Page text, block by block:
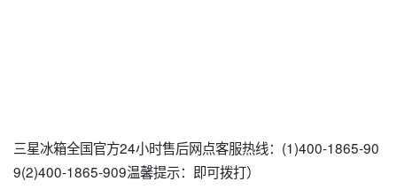
三星冰箱全国官方24小时售后网点客服热线：(1)400-1865-90
9(2)400-1865-909温馨提示：即可拨打）